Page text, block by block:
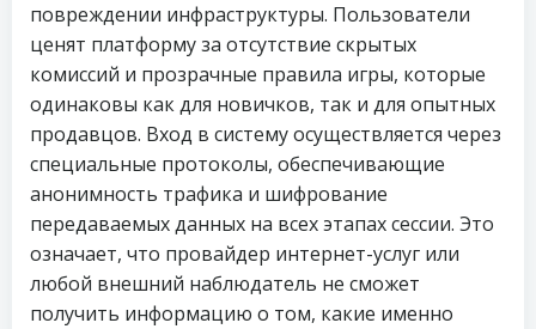
повреждении инфраструктуры. Пользователи
ценят платформу за отсутствие скрытых
комиссий и прозрачные правила игры, которые
одинаковы как для новичков, так и для опытных
продавцов. Вход в систему осуществляется через
специальные протоколы, обеспечивающие
анонимность трафика и шифрование
передаваемых данных на всех этапах сессии. Это
означает, что провайдер интернет-услуг или
любой внешний наблюдатель не сможет
получить информацию о том, какие именно